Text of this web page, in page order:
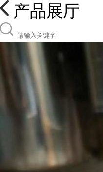
产品展厅